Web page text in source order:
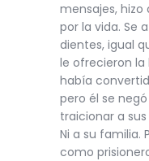
mensajes,
por la vida. Se
dientes, igual
le ofrecieron la
había
pero él se
traicionar a
Ni a su familia.
como